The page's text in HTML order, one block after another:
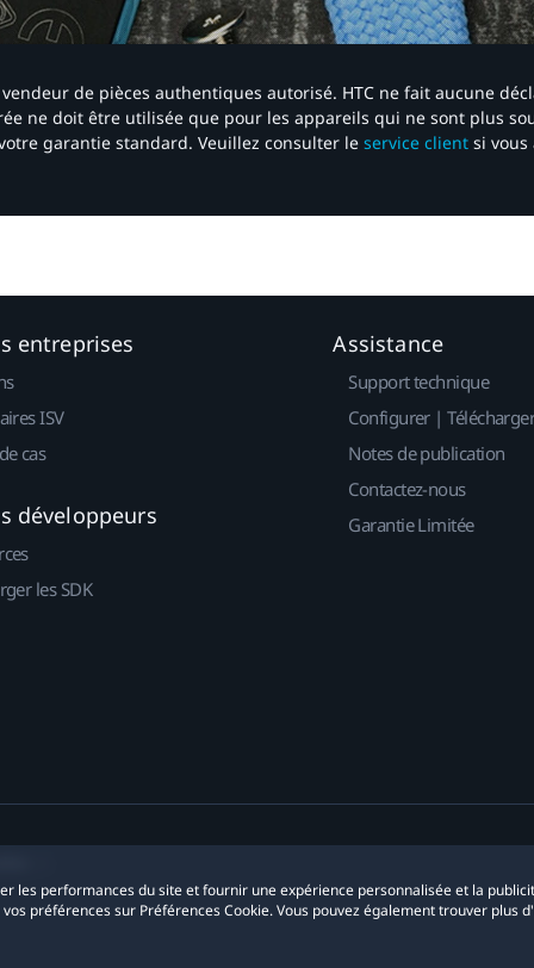
de pièces authentiques autorisé. HTC ne fait aucune
ne doit être utilisée que pour les appareils qui ne sont plus
garantie standard. Veuillez consulter le service client si vous
les performances du site et fournir une expérience personnalisée et la
préférences sur Préférences Cookie. Vous pouvez également trouver plus
entreprises
ISV
cas
développeurs
les SDK
Assistance
Support technique
Configurer |
Notes de publication
Contactez-nous
Garantie Limitée